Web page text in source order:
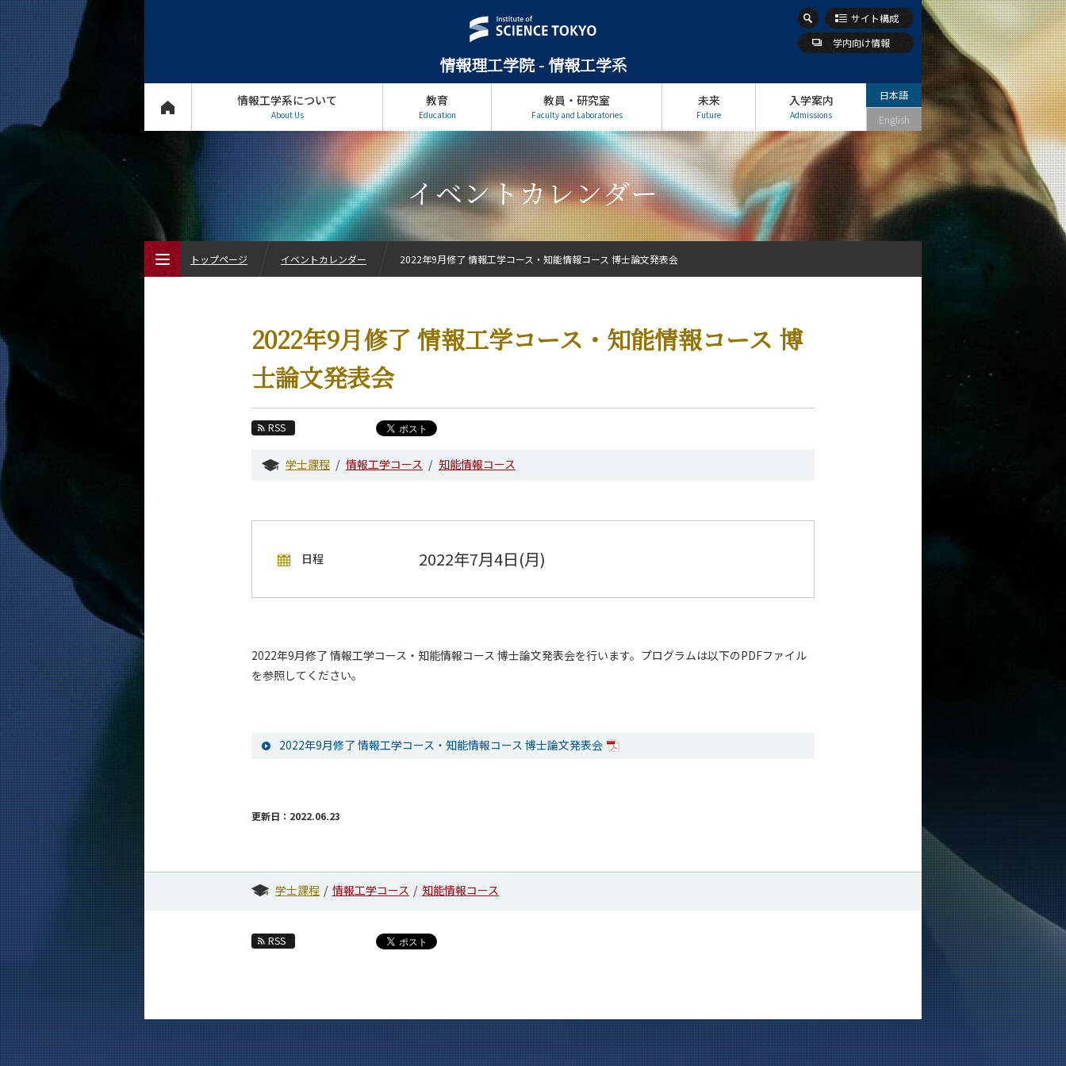
情報理工学院 - 情報工学系
サイト構成
学内向け情報
情報工学系について
About Us
教育
Education
教員・研究室
Faculty and Laboratories
未来
Future
入学案内
Admissions
日本語
English
イベントカレンダー
2022年9月修了 情報工学コース・知能情報コース 博
士論文発表会
RSS
学士課程 情報工学コース 知能情報コース
日程 2022年7月4日(月)
2022年9月修了 情報工学コース・知能情報コース 博士論文発表会を行います。プログラムは以下のPDFファイル
を参照してください。
2022年9月修了 情報工学コース・知能情報コース 博士論文発表会
更新日：2022.06.23
学士課程 情報工学コース 知能情報コース
RSS
トップページ イベントカレンダー 2022年9月修了 情報工学コース・知能情報コース 博士論文発表会
情報工学系について
イベントカレンダー
年別アーカイブ